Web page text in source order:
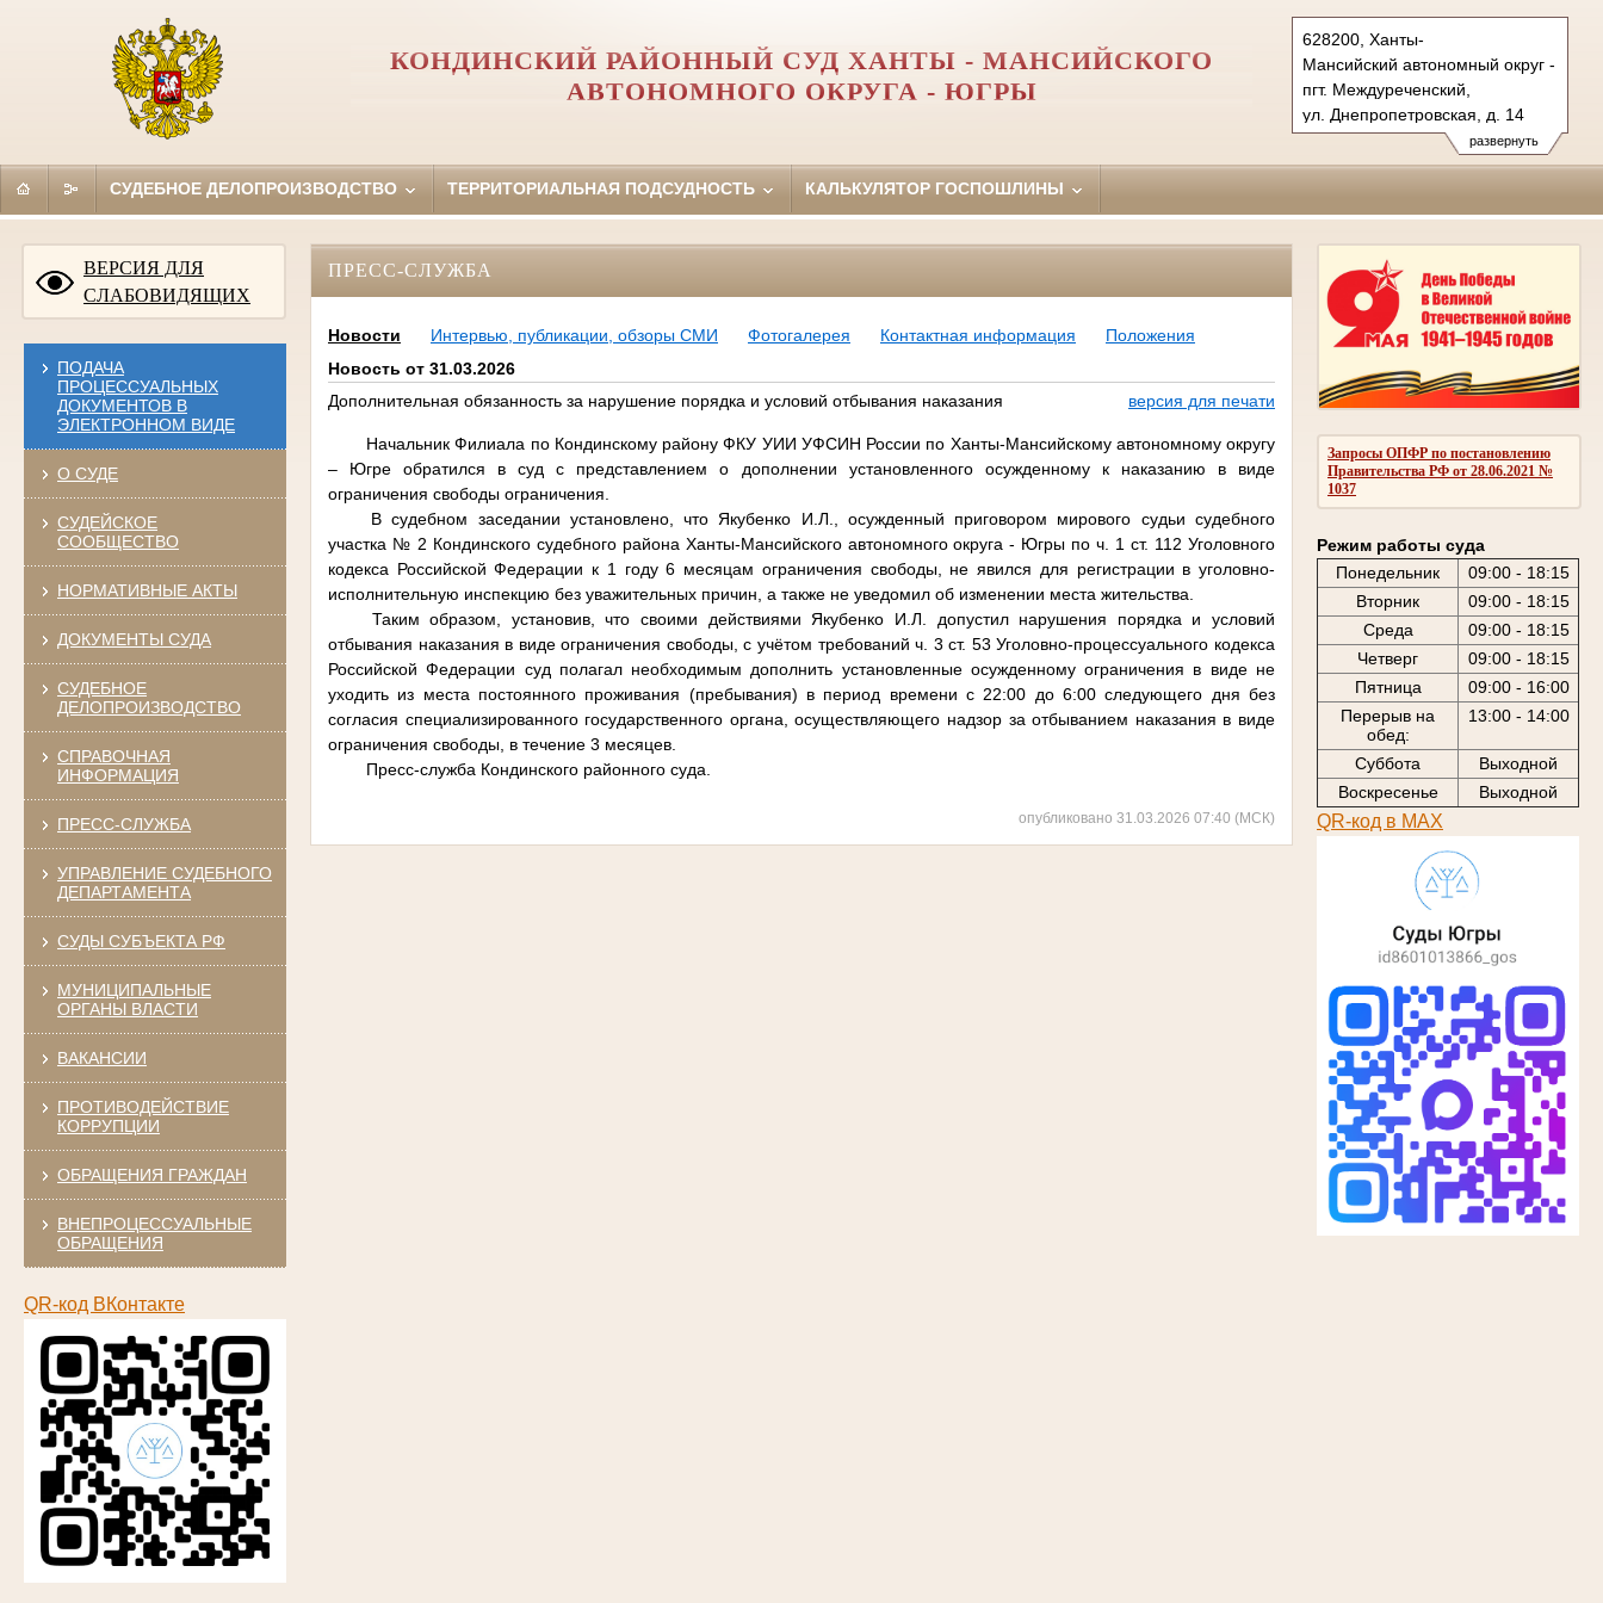
развернуть
628200, Ханты-
Мансийский автономный округ -
пгт. Междуреченский,
ул. Днепропетровская, д. 14
Тел.: (34677) 329-59
kondinsk.hmao@sudrf.ru
КОНДИНСКИЙ РАЙОННЫЙ СУД ХАНТЫ - МАНСИЙСКОГО
АВТОНОМНОГО ОКРУГА - ЮГРЫ
СУДЕБНОЕ ДЕЛОПРОИЗВОДСТВО ТЕРРИТОРИАЛЬНАЯ ПОДСУДНОСТЬ КАЛЬКУЛЯТОР ГОСПОШЛИНЫ
ВЕРСИЯ ДЛЯ
СЛАБОВИДЯЩИХ
ПОДАЧА
ПРОЦЕССУАЛЬНЫХ
ДОКУМЕНТОВ В
ЭЛЕКТРОННОМ ВИДЕ
О СУДЕ
СУДЕЙСКОЕ
СООБЩЕСТВО
НОРМАТИВНЫЕ АКТЫ
ДОКУМЕНТЫ СУДА
СУДЕБНОЕ
ДЕЛОПРОИЗВОДСТВО
СПРАВОЧНАЯ
ИНФОРМАЦИЯ
ПРЕСС-СЛУЖБА
УПРАВЛЕНИЕ СУДЕБНОГО
ДЕПАРТАМЕНТА
СУДЫ СУБЪЕКТА РФ
МУНИЦИПАЛЬНЫЕ
ОРГАНЫ ВЛАСТИ
ВАКАНСИИ
ПРОТИВОДЕЙСТВИЕ
КОРРУПЦИИ
ОБРАЩЕНИЯ ГРАЖДАН
ВНЕПРОЦЕССУАЛЬНЫЕ
ОБРАЩЕНИЯ
QR-код ВКонтакте
Запросы ОПФР по постановлению
Правительства РФ от 28.06.2021 №
1037
Режим работы суда
Понедельник
09:00 - 18:15
Вторник
09:00 - 18:15
Среда
09:00 - 18:15
Четверг
09:00 - 18:15
Пятница
09:00 - 16:00
Перерыв на
обед:
13:00 - 14:00
Суббота
Выходной
Воскресенье
Выходной
QR-код в МАХ
ПРЕСС-СЛУЖБА
Новости Интервью, публикации, обзоры СМИ Фотогалерея Контактная информация
Положения
Новость от 31.03.2026
Дополнительная обязанность за нарушение порядка и условий отбывания наказания
версия для печати
Начальник Филиала по Кондинскому району ФКУ УИИ УФСИН России по Ханты-Мансийскому автономному округу
– Югре обратился в суд с представлением о дополнении установленного осужденному к наказанию в виде
ограничения свободы ограничения.
В судебном заседании установлено, что Якубенко И.Л., осужденный приговором мирового судьи судебного
участка № 2 Кондинского судебного района Ханты-Мансийского автономного округа - Югры по ч. 1 ст. 112 Уголовного
кодекса Российской Федерации к 1 году 6 месяцам ограничения свободы, не явился для регистрации в уголовно-
исполнительную инспекцию без уважительных причин, а также не уведомил об изменении места жительства.
Таким образом, установив, что своими действиями Якубенко И.Л. допустил нарушения порядка и условий
отбывания наказания в виде ограничения свободы, с учётом требований ч. 3 ст. 53 Уголовно-процессуального кодекса
Российской Федерации суд полагал необходимым дополнить установленные осужденному ограничения в виде не
уходить из места постоянного проживания (пребывания) в период времени с 22:00 до 6:00 следующего дня без
согласия специализированного государственного органа, осуществляющего надзор за отбыванием наказания в виде
ограничения свободы, в течение 3 месяцев.
Пресс-служба Кондинского районного суда.
опубликовано 31.03.2026 07:40 (МСК)